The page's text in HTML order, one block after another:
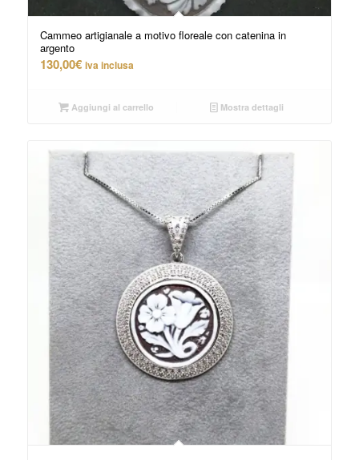
Cammeo artigianale a motivo floreale con catenina in
argento
130,00€ iva inclusa
Aggiungi al carrello Mostra dettagli